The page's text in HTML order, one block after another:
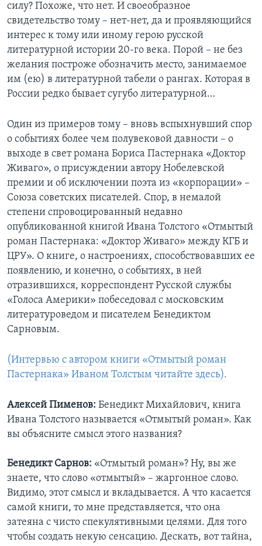
силу? Похоже, что нет. И своеобразное
свидетельство тому – нет-нет, да и проявляющийся
интерес к тому или иному герою русской
литературной истории 20-го века. Порой – не без
желания построже обозначить место, занимаемое
им (ею) в литературной табели о рангах. Которая в
России редко бывает сугубо литературной…
Один из примеров тому – вновь вспыхнувший спор
о событиях более чем полувековой давности – о
выходе в свет романа Бориса Пастернака «Доктор
Живаго», о присуждении автору Нобелевской
премии и об исключении поэта из «корпорации» –
Союза советских писателей. Спор, в немалой
степени спровоцированный недавно
опубликованной книгой Ивана Толстого «Отмытый
роман Пастернака: «Доктор Живаго» между КГБ и
ЦРУ». О книге, о настроениях, способствовавших ее
появлению, и конечно, о событиях, в ней
отразившихся, корреспондент Русской службы
«Голоса Америки» побеседовал с московским
литературоведом и писателем Бенедиктом
Сарновым.
(Интервью с автором книги «Отмытый роман
Пастернака» Иваном Толстым читайте здесь).
Алексей Пименов: Бенедикт Михайлович, книга
Ивана Толстого называется «Отмытый роман». Как
вы объясните смысл этого названия?
Бенедикт Сарнов: «Отмытый роман»? Ну, вы же
знаете, что слово «отмытый» – жаргонное слово.
Видимо, этот смысл и вкладывается. А что касается
самой книги, то мне представляется, что она
затеяна с чисто спекулятивными целями. Для того
чтобы создать некую сенсацию. Дескать, вот тайна,